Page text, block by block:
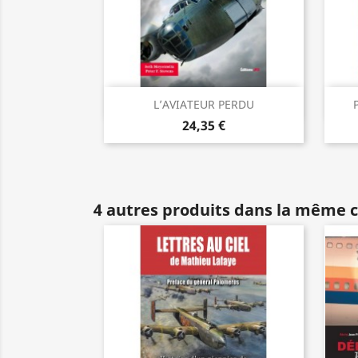
L’AVIATEUR PERDU
24,35 €
Aperçu rapide
4 autres produits dans la même